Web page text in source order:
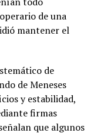
de una
mantener el
de
de Meneses
y estabilidad,
firmas
que algunos